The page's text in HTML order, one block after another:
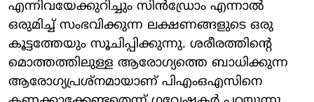
എന്നിവയേക്കുറിച്ചും സിൻഡ്രോം എന്നാൽ
ഒരുമിച്ച് സംഭവിക്കുന്ന ലക്ഷണങ്ങളുടെ ഒരു
കൂട്ടത്തേയും സൂചിപ്പിക്കുന്നു. ശരീരത്തിന്റെ
മൊത്തത്തിലുള്ള ആരോഗ്യത്തെ ബാധിക്കുന്ന
ആരോഗ്യപ്രശ്നമായാണ് പിഎംഒഎസിനെ